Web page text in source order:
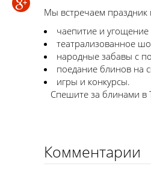
Мы встречаем
чаепитие и
театрализованное
народные забавы с
поедание блинов на
игры и конкурсы.
⠀Спешите за блинами
Комментарии